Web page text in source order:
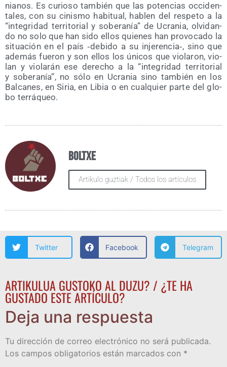
nia­nos. Es curio­so tam­bién que las poten­cias occi­den­
ta­les, con su cinis­mo habi­tual, hablen del res­pe­to a la
“inte­gri­dad terri­to­rial y sobe­ra­nía” de Ucra­nia, olvi­dan­
do no solo que han sido ellos quie­nes han pro­vo­ca­do la
situa­ción en el país ‑debi­do a su injerencia‑, sino que
ade­más fue­ron y son ellos los úni­cos que vio­la­ron, vio­
lan y vio­la­rán ese dere­cho a la “inte­gri­dad terri­to­rial
y sobe­ra­nía”, no sólo en Ucra­nia sino tam­bién en los
Bal­ca­nes, en Siria, en Libia o en cual­quier par­te del glo­
bo terráqueo.
Boltxe
Artikulo guztiak / Todos los artículos
Twitter Facebook Telegram
ARTIKULUA GUSTOKO AL DUZU? / ¿TE HA
GUSTADO ESTE ARTÍCULO?
Deja una respuesta
Tu dirección de correo electrónico no será publicada.
Los campos obligatorios están marcados con *